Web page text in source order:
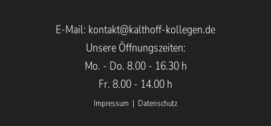
E-Mail: kontakt@kalthoff-kollegen.de
Unsere Öffnungszeiten:
Mo. - Do. 8.00 - 16.30 h
Fr. 8.00 - 14.00 h
Impressum | Datenschutz